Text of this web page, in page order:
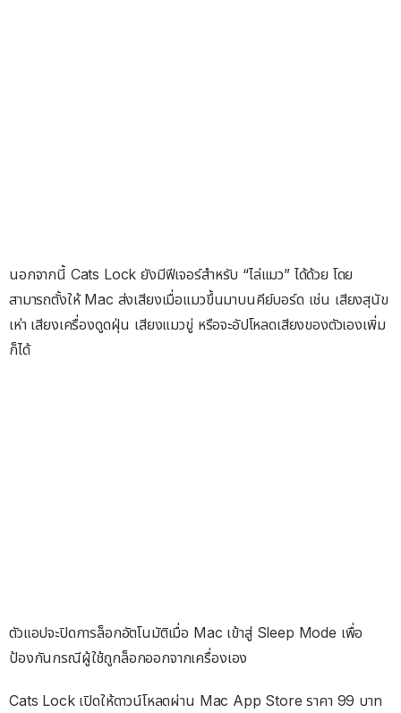
นอกจากนี้ Cats Lock ยังมีฟีเจอร์สำหรับ “ไล่แมว” ได้ด้วย โดย
สามารถตั้งให้ Mac ส่งเสียงเมื่อแมวขึ้นมาบนคีย์บอร์ด เช่น เสียงสุนัข
เห่า เสียงเครื่องดูดฝุ่น เสียงแมวขู่ หรือจะอัปโหลดเสียงของตัวเองเพิ่ม
ก็ได้
ตัวแอปจะปิดการล็อกอัตโนมัติเมื่อ Mac เข้าสู่ Sleep Mode เพื่อ
ป้องกันกรณีผู้ใช้ถูกล็อกออกจากเครื่องเอง
Cats Lock เปิดให้ดาวน์โหลดผ่าน Mac App Store ราคา 99 บาท